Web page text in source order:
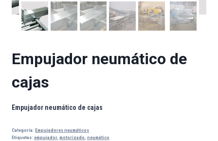
Empujador neumático de
cajas
Empujador neumático de cajas
Categoría: Empujadores neumáticos
Etiquetas: empujador, motorizado, neumático